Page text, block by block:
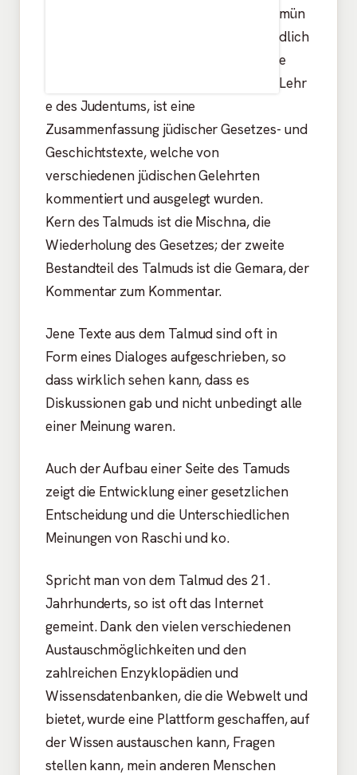
mün
dlich
e
Lehr
e des Judentums, ist eine
Zusammenfassung jüdischer Gesetzes- und
Geschichtstexte, welche von
verschiedenen jüdischen Gelehrten
kommentiert und ausgelegt wurden.
Kern des Talmuds ist die Mischna, die
Wiederholung des Gesetzes; der zweite
Bestandteil des Talmuds ist die Gemara, der
Kommentar zum Kommentar.
Jene Texte aus dem Talmud sind oft in
Form eines Dialoges aufgeschrieben, so
dass wirklich sehen kann, dass es
Diskussionen gab und nicht unbedingt alle
einer Meinung waren.
Auch der Aufbau einer Seite des Tamuds
zeigt die Entwicklung einer gesetzlichen
Entscheidung und die Unterschiedlichen
Meinungen von Raschi und ko.
Spricht man von dem Talmud des 21.
Jahrhunderts, so ist oft das Internet
gemeint. Dank den vielen verschiedenen
Austauschmöglichkeiten und den
zahlreichen Enzyklopädien und
Wissensdatenbanken, die die Webwelt und
bietet, wurde eine Plattform geschaffen, auf
der Wissen austauschen kann, Fragen
stellen kann, mein anderen Menschen